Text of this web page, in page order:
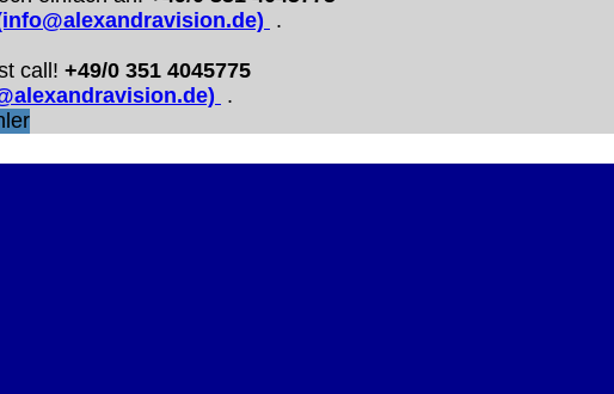
.
call! +49/0 351 4045775
.